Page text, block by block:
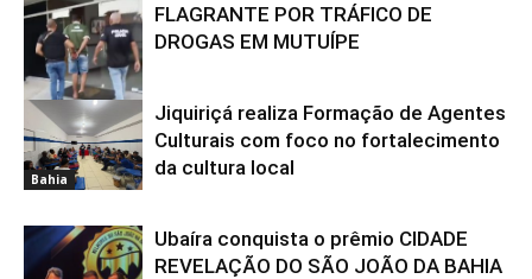
Bahia
FLAGRANTE POR TRÁFICO DE
DROGAS EM MUTUÍPE
Bahia
Jiquiriçá realiza Formação de Agentes
Culturais com foco no fortalecimento
da cultura local
Ubaíra conquista o prêmio CIDADE
REVELAÇÃO DO SÃO JOÃO DA BAHIA